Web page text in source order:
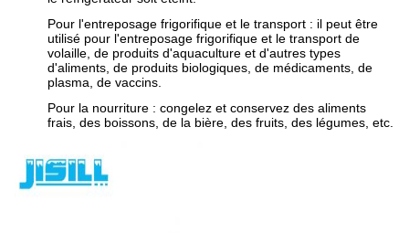
Pour l'entreposage frigorifique et le transport : il peut être
utilisé pour l'entreposage frigorifique et le transport de
volaille, de produits d'aquaculture et d'autres types
d'aliments, de produits biologiques, de médicaments, de
plasma, de vaccins.
Pour la nourriture : congelez et conservez des aliments
frais, des boissons, de la bière, des fruits, des légumes, etc.